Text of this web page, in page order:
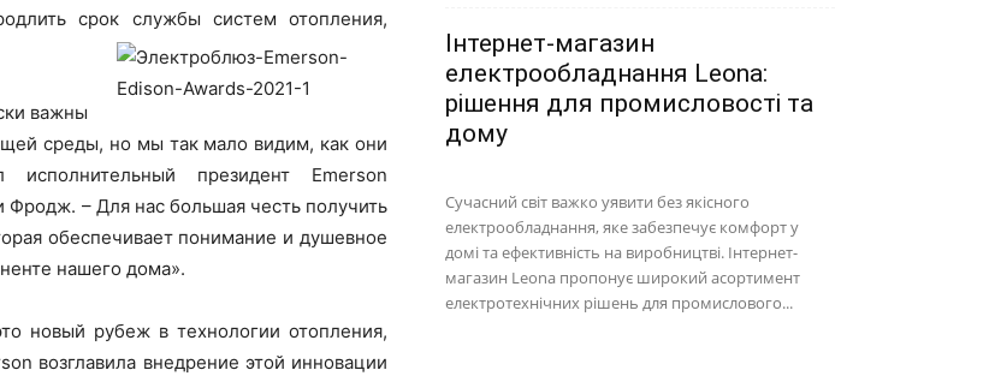
срок службы систем отопления,
важны
среды, но мы так мало видим, как они
президент Emerson
– Для нас большая честь получить
обеспечивает понимание и душевное
нашего дома».
новый рубеж в технологии отопления,
возглавила внедрение этой инновации
Інтернет-магазин
електрообладнання Leona:
рішення для промисловості та
дому
Сучасний світ важко уявити без якісного
електрообладнання, яке забезпечує комфорт у
домі та ефективність на виробництві. Інтернет-
магазин Leona пропонує широкий асортимент
електротехнічних рішень для промислового...